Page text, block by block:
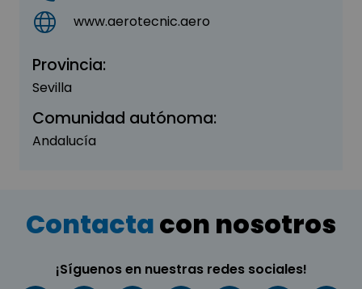
www.aerotecnic.aero
Provincia:
Sevilla
Comunidad autónoma:
Andalucía
Contactacon nosotros
¡Síguenos en nuestras redes sociales!